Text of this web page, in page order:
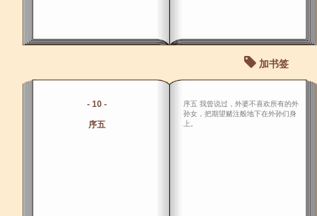
加书签
- 10 -
序五
序五 我曾说过，外婆不喜欢所有的外
孙女，把期望赌注般地下在外孙们身
上。